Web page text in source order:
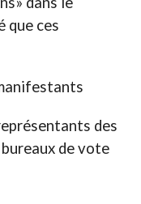
que ces
des
de vote